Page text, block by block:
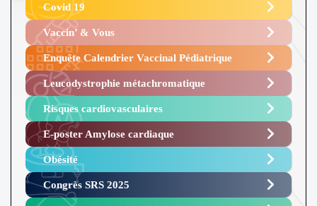
Covid 19
Vaccin’ & Vous
Enquête Calendrier Vaccinal Pédiatrique
Leucodystrophie métachromatique
Risques cardiovasculaires
E-poster Amylose cardiaque ​
Obésité ​
Congrès SRS 2025 ​